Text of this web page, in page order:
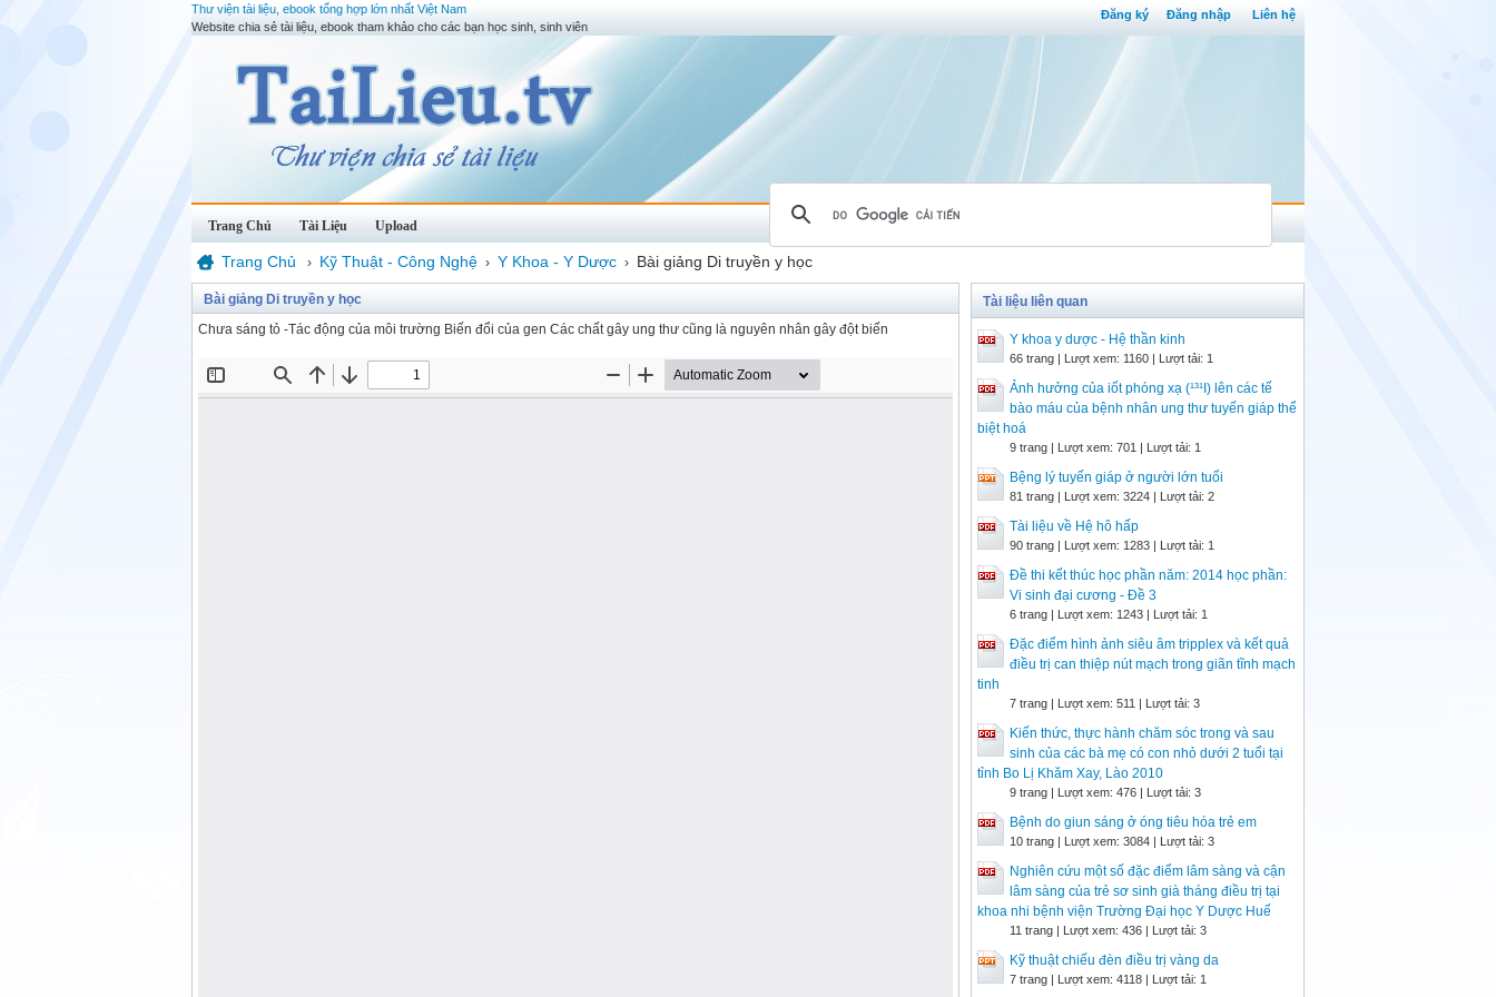
Đăng ký Đăng nhập Liên hệ
Thư viện tài liệu, ebook tổng hợp lớn nhất Việt Nam
Website chia sẻ tài liệu, ebook tham khảo cho các bạn học sinh, sinh viên
Trang Chủ Tài Liệu Upload
Trang Chủ › Kỹ Thuật - Công Nghệ › Y Khoa - Y Dược › Bài giảng Di truyền y học
Bài giảng Di truyền y học
Chưa sáng tỏ -Tác động của môi trường Biến đổi của gen Các chất gây ung thư cũng là nguyên nhân gây đột biến
Tài liệu liên quan
Y khoa y dược - Hệ thần kinh
66 trang | Lượt xem: 1160 | Lượt tải: 1
Ảnh hưởng của iốt phóng xạ (¹³¹I) lên các tế
bào máu của bệnh nhân ung thư tuyến giáp thể
biệt hoá
9 trang | Lượt xem: 701 | Lượt tải: 1
Bệng lý tuyến giáp ở người lớn tuổi
81 trang | Lượt xem: 3224 | Lượt tải: 2
Tài liệu về Hệ hô hấp
90 trang | Lượt xem: 1283 | Lượt tải: 1
Đề thi kết thúc học phần năm: 2014 học phần:
Vi sinh đại cương - Đề 3
6 trang | Lượt xem: 1243 | Lượt tải: 1
Đặc điểm hình ảnh siêu âm tripplex và kết quả
điều trị can thiệp nút mạch trong giãn tĩnh mạch
tinh
7 trang | Lượt xem: 511 | Lượt tải: 3
Kiến thức, thực hành chăm sóc trong và sau
sinh của các bà mẹ có con nhỏ dưới 2 tuổi tại
tỉnh Bo Lị Khăm Xay, Lào 2010
9 trang | Lượt xem: 476 | Lượt tải: 3
Bệnh do giun sáng ở óng tiêu hóa trẻ em
10 trang | Lượt xem: 3084 | Lượt tải: 3
Nghiên cứu một số đặc điểm lâm sàng và cận
lâm sàng của trẻ sơ sinh già tháng điều trị tại
khoa nhi bệnh viện Trường Đại học Y Dược Huế
11 trang | Lượt xem: 436 | Lượt tải: 3
Kỹ thuật chiếu đèn điều trị vàng da
7 trang | Lượt xem: 4118 | Lượt tải: 1